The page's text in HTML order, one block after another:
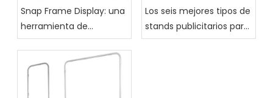
Snap Frame Display: una
herramienta de
marketing versátil para
todas las empresas
Los seis mejores tipos de
stands publicitarios para
ferias comerciales